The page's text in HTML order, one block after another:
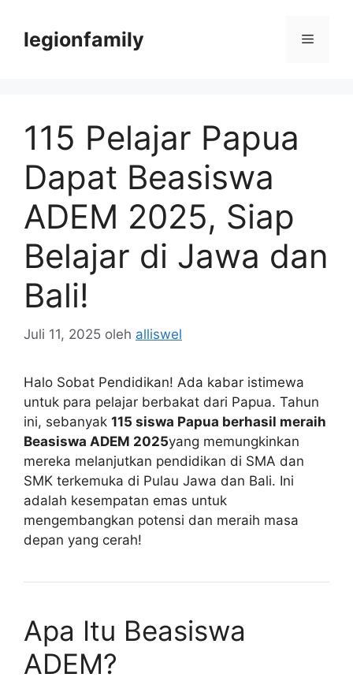
legionfamily Menu
115 Pelajar Papua
Dapat Beasiswa
ADEM 2025, Siap
Belajar di Jawa dan
Bali!
Juli 11, 2025 oleh alliswel
Halo Sobat Pendidikan! Ada kabar istimewa
untuk para pelajar berbakat dari Papua. Tahun
ini, sebanyak 115 siswa Papua berhasil meraih
Beasiswa ADEM 2025yang memungkinkan
mereka melanjutkan pendidikan di SMA dan
SMK terkemuka di Pulau Jawa dan Bali. Ini
adalah kesempatan emas untuk
mengembangkan potensi dan meraih masa
depan yang cerah!
Apa Itu Beasiswa
ADEM?